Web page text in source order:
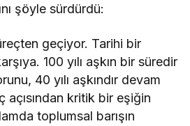
şöyle sürdürdü:
geçiyor. Tarihi bir
100 yılı aşkın bir süredir
40 yılı aşkındır devam
açısından kritik bir eşiğin
toplumsal barışın